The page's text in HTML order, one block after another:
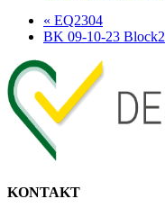
« EQ2304
BK 09-10-23 Block2
KONTAKT